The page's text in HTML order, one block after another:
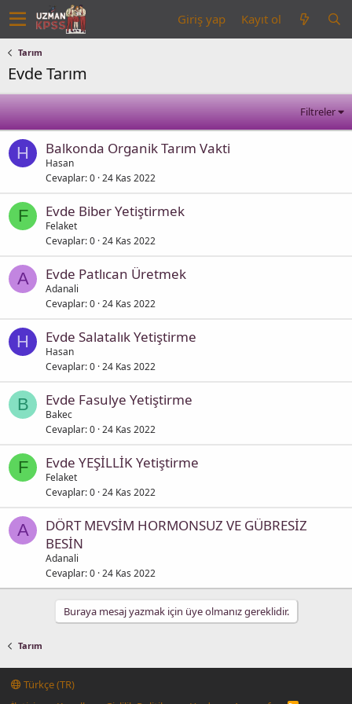
Giriş yap Kayıt ol
Tarım
Evde Tarım
Filtreler
H Balkonda Organik Tarım Vakti
Hasan
Cevaplar 0 24 Kas 2022
F Evde Biber Yetiştirmek
Felaket
Cevaplar 0 24 Kas 2022
A Evde Patlıcan Üretmek
Adanali
Cevaplar 0 24 Kas 2022
H Evde Salatalık Yetiştirme
Hasan
Cevaplar 0 24 Kas 2022
B Evde Fasulye Yetiştirme
Bakec
Cevaplar 0 24 Kas 2022
F Evde YEŞİLLİK Yetiştirme
Felaket
Cevaplar 0 24 Kas 2022
A
DÖRT MEVSİM HORMONSUZ VE GÜBRESİZ
BESİN
Adanali
Cevaplar 0 24 Kas 2022
Buraya mesaj yazmak için üye olmanız gereklidir.
Tarım
Türkçe (TR)